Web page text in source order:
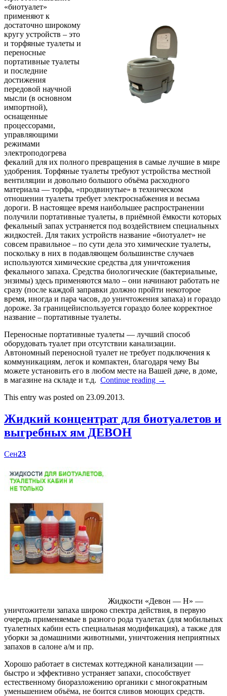
«биотуалет»
применяют к
достаточно широкому
кругу устройств – это
и торфяные туалеты и
переносные
портативные туалеты
и последние
достижения
передовой научной
мысли (в основном
импортной),
оснащенные
процессорами,
управляющими
режимами
электроподогрева
фекалий для их полного превращения в самые лучшие в мире
удобрения. Торфяные туалеты требуют устройства местной
вентиляции и довольно большого объёма расходного
материала — торфа, «продвинутые» в техническом
отношении туалеты требует электроснабжения и весьма
дороги. В настоящее время наибольшее распространении
получили портативные туалеты, в приёмной ёмкости которых
фекальный запах устраняется под воздействием специальных
жидкостей. Для таких устройств название «биотуалет» не
совсем правильное – по сути дела это химические туалеты,
поскольку в них в подавляющем большинстве случаев
используются химические средства для уничтожения
фекального запаха. Средства биологические (бактериальные,
энзимы) здесь применяются мало – они начинают работать не
сразу (после каждой заправки должно пройти некоторое
время, иногда и пара часов, до уничтожения запаха) и гораздо
дороже. За границейиспользуется гораздо более корректное
название – портативные туалеты.
Переносные портативные туалеты — лучший способ
оборудовать туалет при отсутствии канализации.
Автономный переносной туалет не требует подключения к
коммуникациям, легок и компактен, благодаря чему Вы
можете установить его в любом месте на Вашей даче, в доме,
в магазине на складе и т.д. Continue reading →
This entry was posted on 23.09.2013.
Жидкий концентрат для биотуалетов и
выгребных ям ДЕВОН
Сен23
Жидкости «Девон — Н» —
уничтожители запаха широко спектра действия, в первую
очередь применяемые в разного рода туалетах (для мобильных
туалетных кабин есть специальная модификация), а также для
уборки за домашними животными, уничтожения неприятных
запахов в салоне а/м и пр.
Хорошо работает в системах коттеджной канализации —
быстро и эффективно устраняет запахи, способствует
естественному биоразложению органики с многократным
уменьшением объёма, не боится сливов моющих средств.